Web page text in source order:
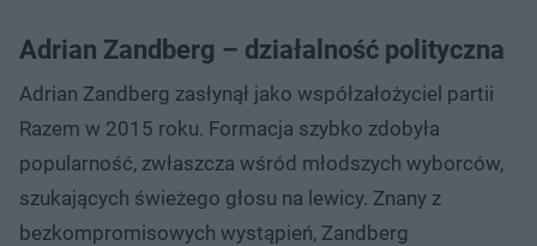
Adrian Zandberg – działalność polityczna
Adrian Zandberg zasłynął jako współzałożyciel partii
Razem w 2015 roku. Formacja szybko zdobyła
popularność, zwłaszcza wśród młodszych wyborców,
szukających świeżego głosu na lewicy. Znany z
bezkompromisowych wystąpień, Zandberg